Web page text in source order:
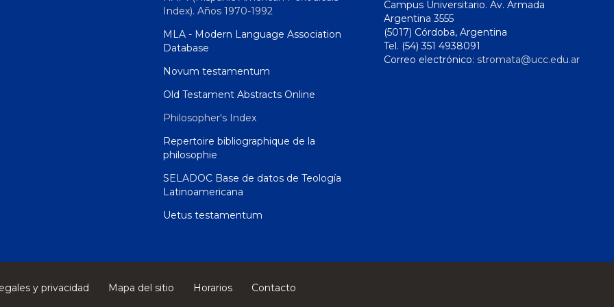
Index). Años 1970-1992
MLA - Modern Language Association
Database
Novum testamentum
Old Testament Abstracts Online
Philosopher's Index
Repertoire bibliographique de la
philosophie
SELADOC Base de datos de Teología
Latinoamericana
Uetus testamentum
Campus Universitario. Av. Armada
Argentina 3555
(5017) Córdoba, Argentina
Tel. (54) 351 4938091
Correo electrónico: stromata@ucc.edu.ar
y privacidad Mapa del sitio Horarios
Contacto